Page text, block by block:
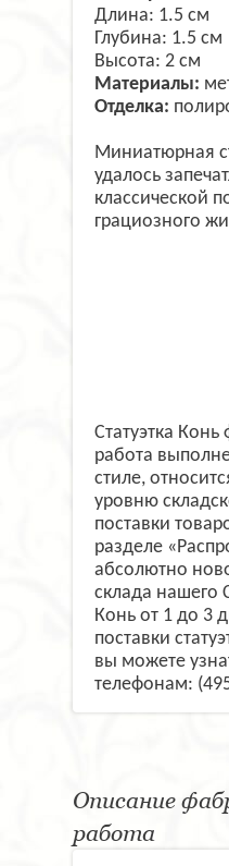
Длина: 1.5 см
Глубина: 1.5 см
Высота: 2 см
Материалы:
Отделка:
Миниатюрная
удалось
классической
грациозного
Статуэтка
работа
стиле,
уровню
поставки
разделе
абсолютно
склада нашего
Конь от 1 до 3
поставки
вы можете
телефонам:
Описание
работа